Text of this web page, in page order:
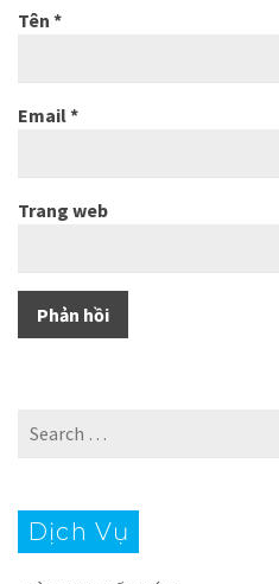
Tên *
Email*
Trang web
Search
Dịch Vụ